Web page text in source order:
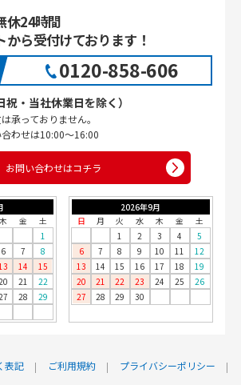
休24時間
ら受付けております！
0120-858-606
・当社休業日を除く）
承っておりません。
わせは10:00〜16:00
お問い合わせはコチラ
木 金
土
1
6 7
8
14
15
21
22
28
29
2026年9月
日
月 火 水 木 金
土
1
2 3 4
5
6
7 8 9 10 11
12
13
14 15 16 17 18
19
20
21 22 23 24 25
26
27
28 29 30
表記 ご利用規約
プライバシーポリシー